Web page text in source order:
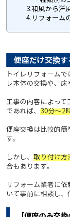
3.和風から洋
4.リフォーム
便座だけ交換
トイレリフォーム
レ本体の交換や、床
工事の内容によっ
であれば、30分～2
便座交換は比較的
す。
しかし、取り付け方
合もあります。
リフォーム業者に
いて事前に相談し、